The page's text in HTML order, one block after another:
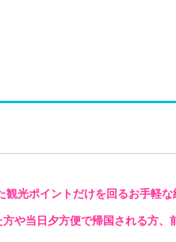
光ポイントだけを回るお手軽な
や当日夕方便で帰国される方、